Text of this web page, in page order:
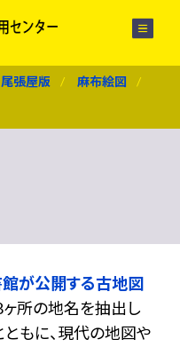
尾張屋版 麻布絵図
が公開する古地図
所の地名を抽出し
もに、現代の地図や